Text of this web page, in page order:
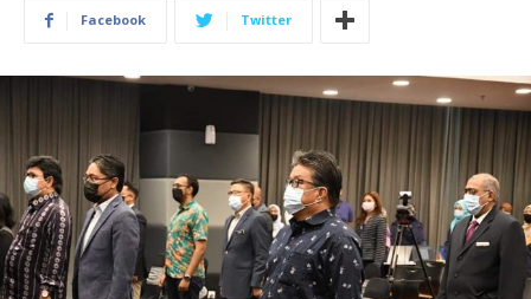
Facebook Twitter